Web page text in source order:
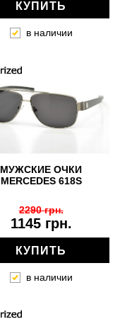
КУПИТЬ
в наличии
МУЖСКИЕ ОЧКИ
MERCEDES 618S
1145 грн.
2290 грн.
КУПИТЬ
в наличии